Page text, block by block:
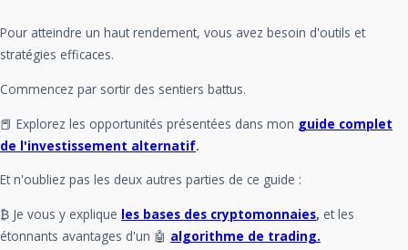
Pour atteindre un haut rendement, vous avez besoin d'outils et
stratégies efficaces.
Commencez par sortir des sentiers battus.
📕 Explorez les opportunités présentées dans mon guide complet
de l'investissement alternatif.
Et n'oubliez pas les deux autres parties de ce guide :
₿ Je vous y explique les bases des cryptomonnaies, et les
étonnants avantages d'un 🤖 algorithme de trading.